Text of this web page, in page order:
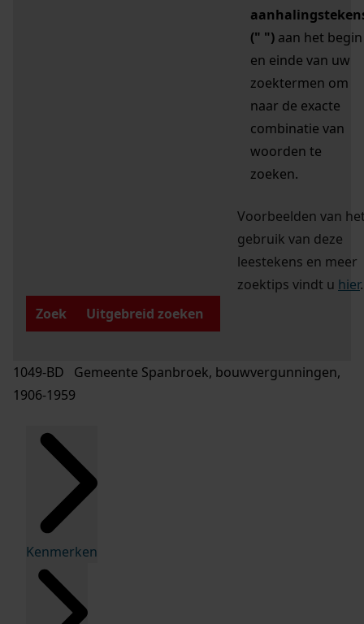
(" ") aan het begin
en einde van uw
zoektermen om
naar de exacte
combinatie van
woorden te
zoeken.
Voorbeelden van
gebruik van deze
leestekens en meer
zoektips vindt u hier.
Zoek
Uitgebreid zoeken
1049-BD Gemeente Spanbroek, bouwvergunningen,
1906-1959
Kenmerken